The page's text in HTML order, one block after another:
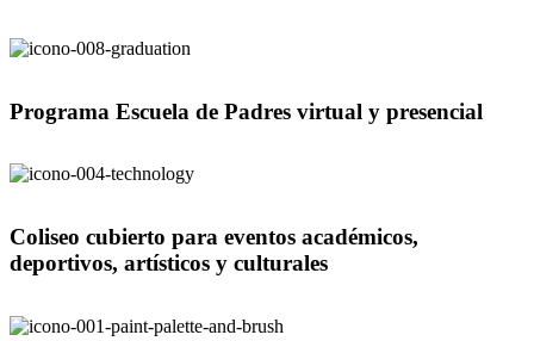
Programa Escuela de Padres virtual y presencial
Coliseo cubierto para eventos académicos,
deportivos, artísticos y culturales